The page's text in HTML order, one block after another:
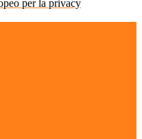
per la privacy